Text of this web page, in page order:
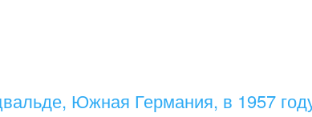
Южная Германия, в 1957